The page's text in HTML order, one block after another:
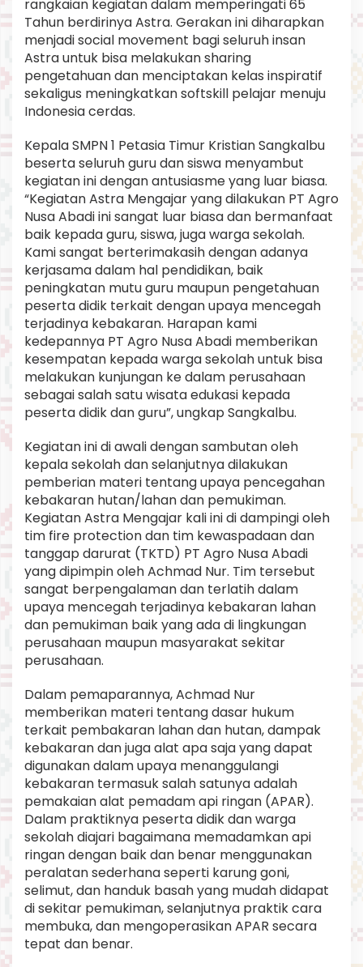
rangkaian kegiatan dalam memperingati 65
Tahun berdirinya Astra. Gerakan ini diharapkan
menjadi social movement bagi seluruh insan
Astra untuk bisa melakukan sharing
pengetahuan dan menciptakan kelas inspiratif
sekaligus meningkatkan softskill pelajar menuju
Indonesia cerdas.
Kepala SMPN 1 Petasia Timur Kristian Sangkalbu
beserta seluruh guru dan siswa menyambut
kegiatan ini dengan antusiasme yang luar biasa.
“Kegiatan Astra Mengajar yang dilakukan PT Agro
Nusa Abadi ini sangat luar biasa dan bermanfaat
baik kepada guru, siswa, juga warga sekolah.
Kami sangat berterimakasih dengan adanya
kerjasama dalam hal pendidikan, baik
peningkatan mutu guru maupun pengetahuan
peserta didik terkait dengan upaya mencegah
terjadinya kebakaran. Harapan kami
kedepannya PT Agro Nusa Abadi memberikan
kesempatan kepada warga sekolah untuk bisa
melakukan kunjungan ke dalam perusahaan
sebagai salah satu wisata edukasi kepada
peserta didik dan guru”, ungkap Sangkalbu.
Kegiatan ini di awali dengan sambutan oleh
kepala sekolah dan selanjutnya dilakukan
pemberian materi tentang upaya pencegahan
kebakaran hutan/lahan dan pemukiman.
Kegiatan Astra Mengajar kali ini di dampingi oleh
tim fire protection dan tim kewaspadaan dan
tanggap darurat (TKTD) PT Agro Nusa Abadi
yang dipimpin oleh Achmad Nur. Tim tersebut
sangat berpengalaman dan terlatih dalam
upaya mencegah terjadinya kebakaran lahan
dan pemukiman baik yang ada di lingkungan
perusahaan maupun masyarakat sekitar
perusahaan.
Dalam pemaparannya, Achmad Nur
memberikan materi tentang dasar hukum
terkait pembakaran lahan dan hutan, dampak
kebakaran dan juga alat apa saja yang dapat
digunakan dalam upaya menanggulangi
kebakaran termasuk salah satunya adalah
pemakaian alat pemadam api ringan (APAR).
Dalam praktiknya peserta didik dan warga
sekolah diajari bagaimana memadamkan api
ringan dengan baik dan benar menggunakan
peralatan sederhana seperti karung goni,
selimut, dan handuk basah yang mudah didapat
di sekitar pemukiman, selanjutnya praktik cara
membuka, dan mengoperasikan APAR secara
tepat dan benar.